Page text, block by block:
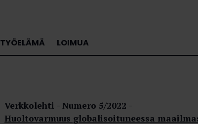
TYÖELÄMÄ LOIMUA
Verkkolehti
Numero 5/2022
Huoltovarmuus globalisoituneessa